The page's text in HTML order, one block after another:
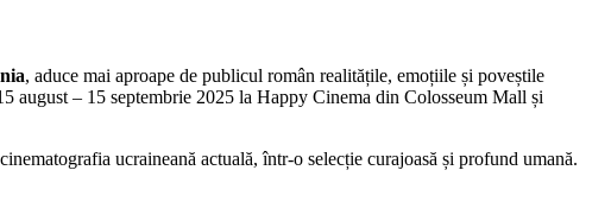
, aduce mai aproape de publicul român realitățile, emoțiile și poveștile
august – 15 septembrie 2025 la Happy Cinema din Colosseum Mall și
ucraineană actuală, într-o selecție curajoasă și profund umană.